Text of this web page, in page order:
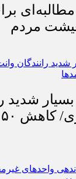
مردم
شدید